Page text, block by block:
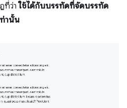
ที่ว่าใช้ได้กับบรรทัดที่จัดบรรทัด
านั้น